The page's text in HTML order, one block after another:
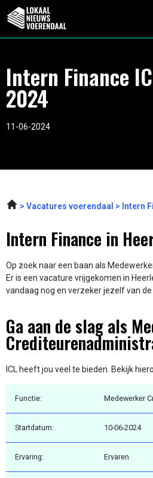
Intern Finance
2024
11-06-2024
Vacatures voerendaal Intern
Intern Finance in
Op zoek naar een baan als
Er is een vacature vrijgekomen in
vandaag nog en verzeker jezelf van de
Ga aan de slag als
ICL heeft jou veel te bieden. Bekijk
Functie: Medewerker
Startdatum: 10-06-2024
Ervaring: Ervaren